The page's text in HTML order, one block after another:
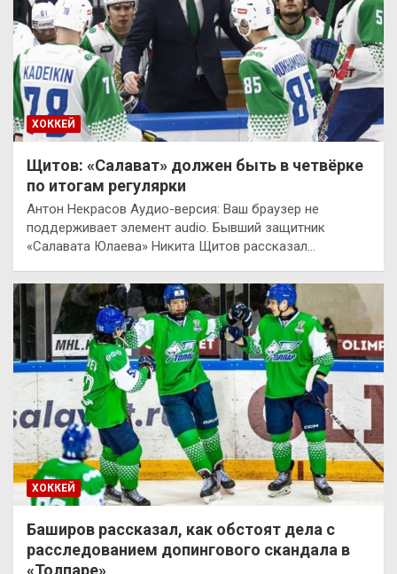
ХОККЕЙ
Щитов: «Салават» должен быть в четвёрке
по итогам регулярки
Антон Некрасов Аудио-версия: Ваш браузер не
поддерживает элемент audio. Бывший защитник
«Салавата Юлаева» Никита Щитов рассказал…
ХОККЕЙ
Баширов рассказал, как обстоят дела с
расследованием допингового скандала в
«Толпаре»